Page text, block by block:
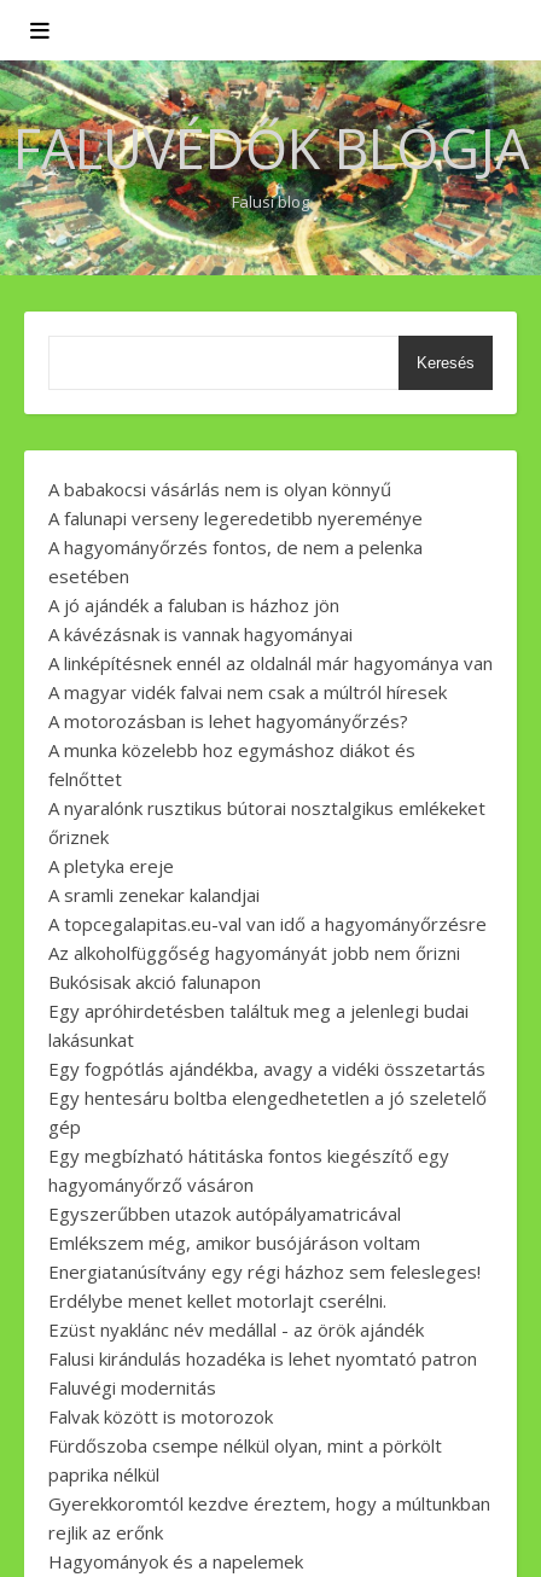
FALUVÉDŐK BLOGJA
Falusi blog
Keresés
A babakocsi vásárlás nem is olyan könnyű
A falunapi verseny legeredetibb nyereménye
A hagyományőrzés fontos, de nem a pelenka
esetében
A jó ajándék a faluban is házhoz jön
A kávézásnak is vannak hagyományai
A linképítésnek ennél az oldalnál már hagyománya van
A magyar vidék falvai nem csak a múltról híresek
A motorozásban is lehet hagyományőrzés?
A munka közelebb hoz egymáshoz diákot és
felnőttet
A nyaralónk rusztikus bútorai nosztalgikus emlékeket
őriznek
A pletyka ereje
A sramli zenekar kalandjai
A topcegalapitas.eu-val van idő a hagyományőrzésre
Az alkoholfüggőség hagyományát jobb nem őrizni
Bukósisak akció falunapon
Egy apróhirdetésben találtuk meg a jelenlegi budai
lakásunkat
Egy fogpótlás ajándékba, avagy a vidéki összetartás
Egy hentesáru boltba elengedhetetlen a jó szeletelő
gép
Egy megbízható hátitáska fontos kiegészítő egy
hagyományőrző vásáron
Egyszerűbben utazok autópályamatricával
Emlékszem még, amikor busójáráson voltam
Energiatanúsítvány egy régi házhoz sem felesleges!
Erdélybe menet kellet motorlajt cserélni.
Ezüst nyaklánc név medállal - az örök ajándék
Falusi kirándulás hozadéka is lehet nyomtató patron
Faluvégi modernitás
Falvak között is motorozok
Fürdőszoba csempe nélkül olyan, mint a pörkölt
paprika nélkül
Gyerekkoromtól kezdve éreztem, hogy a múltunkban
rejlik az erőnk
Hagyományok és a napelemek